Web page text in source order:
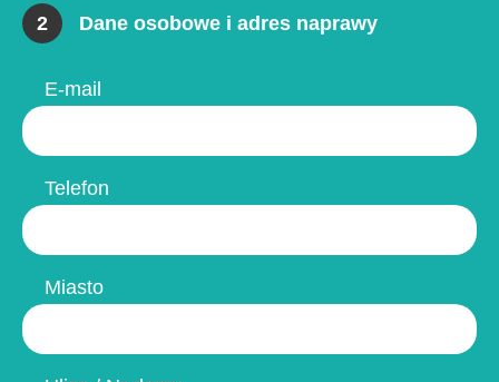
2 Dane osobowe i adres naprawy
E-mail
Telefon
Miasto